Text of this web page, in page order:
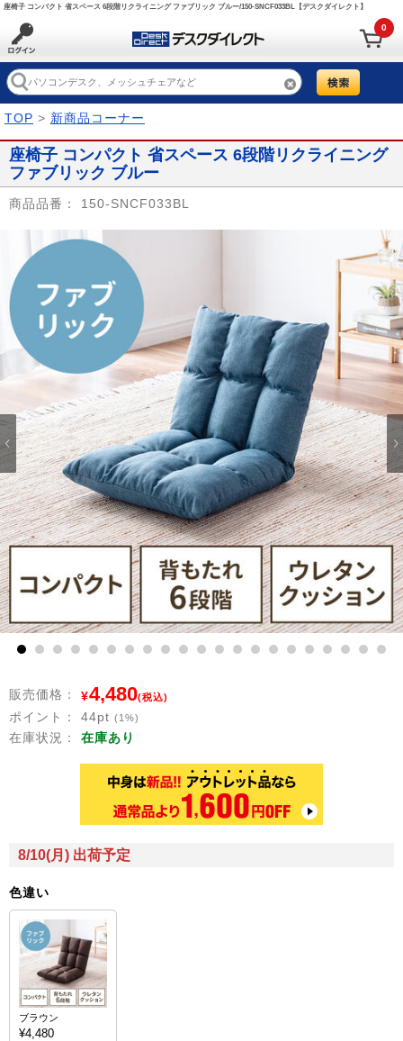
座椅子 コンパクト 省スペース 6段階リクライニング ファブリック ブルー/150-SNCF033BL【デスクダイレクト】
0
TOP > 新商品コーナー
座椅子 コンパクト 省スペース 6段階リクライニング
ファブリック ブルー
商品品番： 150-SNCF033BL
10 11 12 13 14 15 16 17 18 19 20
販売価格： ¥4,480(税込)
ポイント： 44pt (1%)
在庫状況： 在庫あり
8/10(月) 出荷予定
色違い
ブラウン
¥4,480